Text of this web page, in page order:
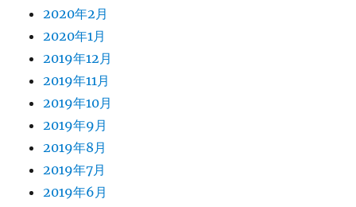
2020年2月
2020年1月
2019年12月
2019年11月
2019年10月
2019年9月
2019年8月
2019年7月
2019年6月